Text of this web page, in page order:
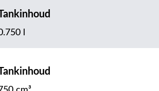
Tankinhoud
l
Tankinhoud